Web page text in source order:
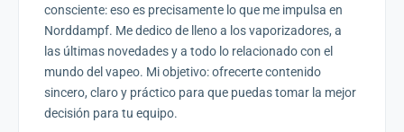
consciente: eso es precisamente lo que me impulsa en
Norddampf. Me dedico de lleno a los vaporizadores, a
las últimas novedades y a todo lo relacionado con el
mundo del vapeo. Mi objetivo: ofrecerte contenido
sincero, claro y práctico para que puedas tomar la mejor
decisión para tu equipo.